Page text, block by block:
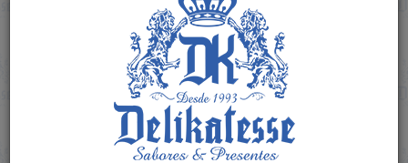
Die Welt an Ihren Fingerspitzen!